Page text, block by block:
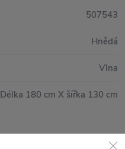
507543
Hnědá
Vlna
Délka 180 cm X šířka 130 cm